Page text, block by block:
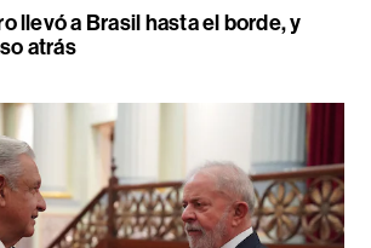
llevó a Brasil hasta el borde, y
atrás